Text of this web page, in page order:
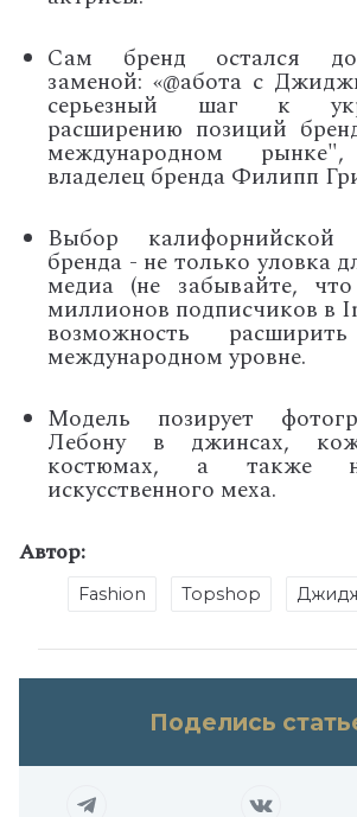
Сам бренд остался
заменой: «@абота с
серьезный шаг к
расширению позиций
международном
владелец бренда Филипп
Выбор
бренда - не только уловка
медиа (не забывайте,
миллионов подписчиков в
возможность
международном уровне.
Модель позирует
Лебону в джинсах,
костюмах, а также
искусственного меха.
Автор:
Fashion Topshop
Поделись